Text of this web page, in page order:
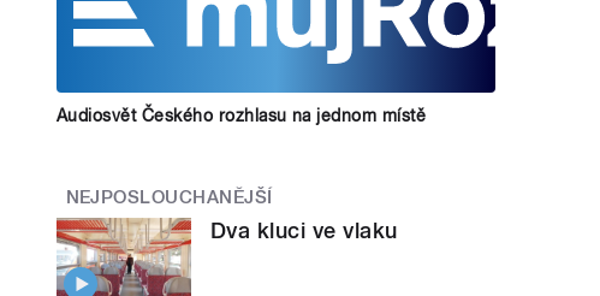
Audiosvět Českého rozhlasu na jednom místě
NEJPOSLOUCHANĚJŠÍ
Dva kluci ve vlaku